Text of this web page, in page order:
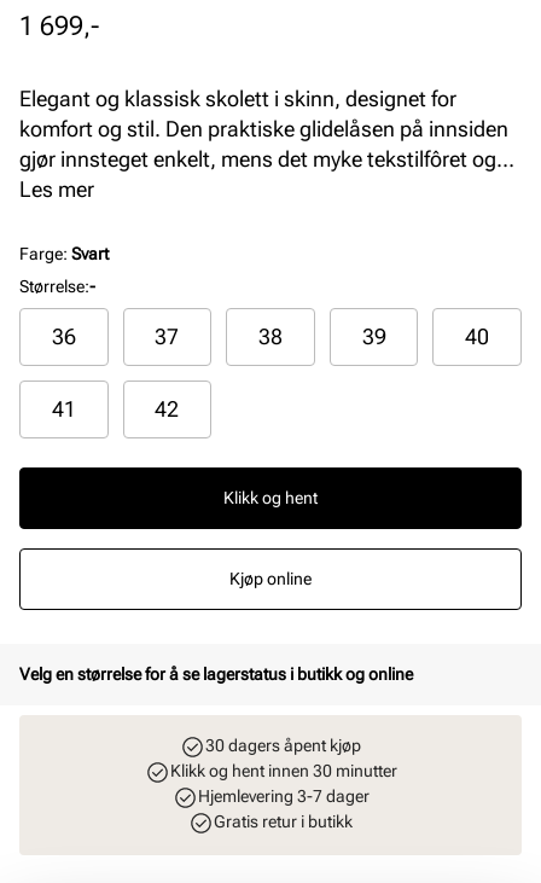
Pris
1 699,-
Elegant og klassisk skolett i skinn, designet for
komfort og stil. Den praktiske glidelåsen på innsiden
gjør innsteget enkelt, mens det myke tekstilfôret og
innersålen i skinn gir ekstra komfort. Perfekt for både
Les mer
Farge: Svart
Størrelse:-
36 37 38 39 40
41 42
Klikk og hent
Kjøp online
Velg en størrelse for å se lagerstatus i butikk og online
30 dagers åpent kjøp
Klikk og hent innen 30 minutter
Hjemlevering 3-7 dager
Gratis retur i butikk